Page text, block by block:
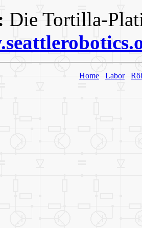
Die Tortilla-
Home Labor